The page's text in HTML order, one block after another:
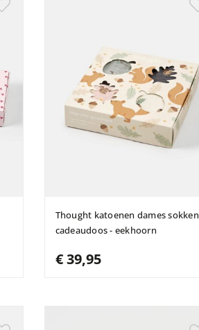
Thought katoenen dames sokken
cadeaudoos - eekhoorn
€ 39,95